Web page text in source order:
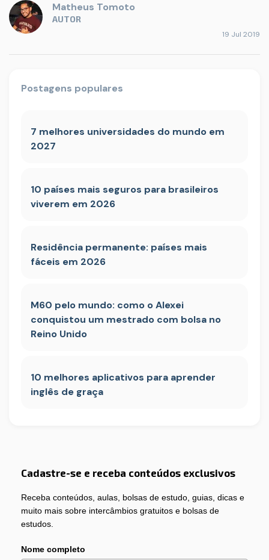
Matheus Tomoto
AUTOR
19 Jul 2019
Postagens populares
7 melhores universidades do mundo em
2027
10 países mais seguros para brasileiros
viverem em 2026
Residência permanente: países mais
fáceis em 2026
M60 pelo mundo: como o Alexei
conquistou um mestrado com bolsa no
Reino Unido
10 melhores aplicativos para aprender
inglês de graça
Cadastre-se e receba conteúdos exclusivos
Receba conteúdos, aulas, bolsas de estudo, guias, dicas e
muito mais sobre intercâmbios gratuitos e bolsas de
estudos.
Nome completo